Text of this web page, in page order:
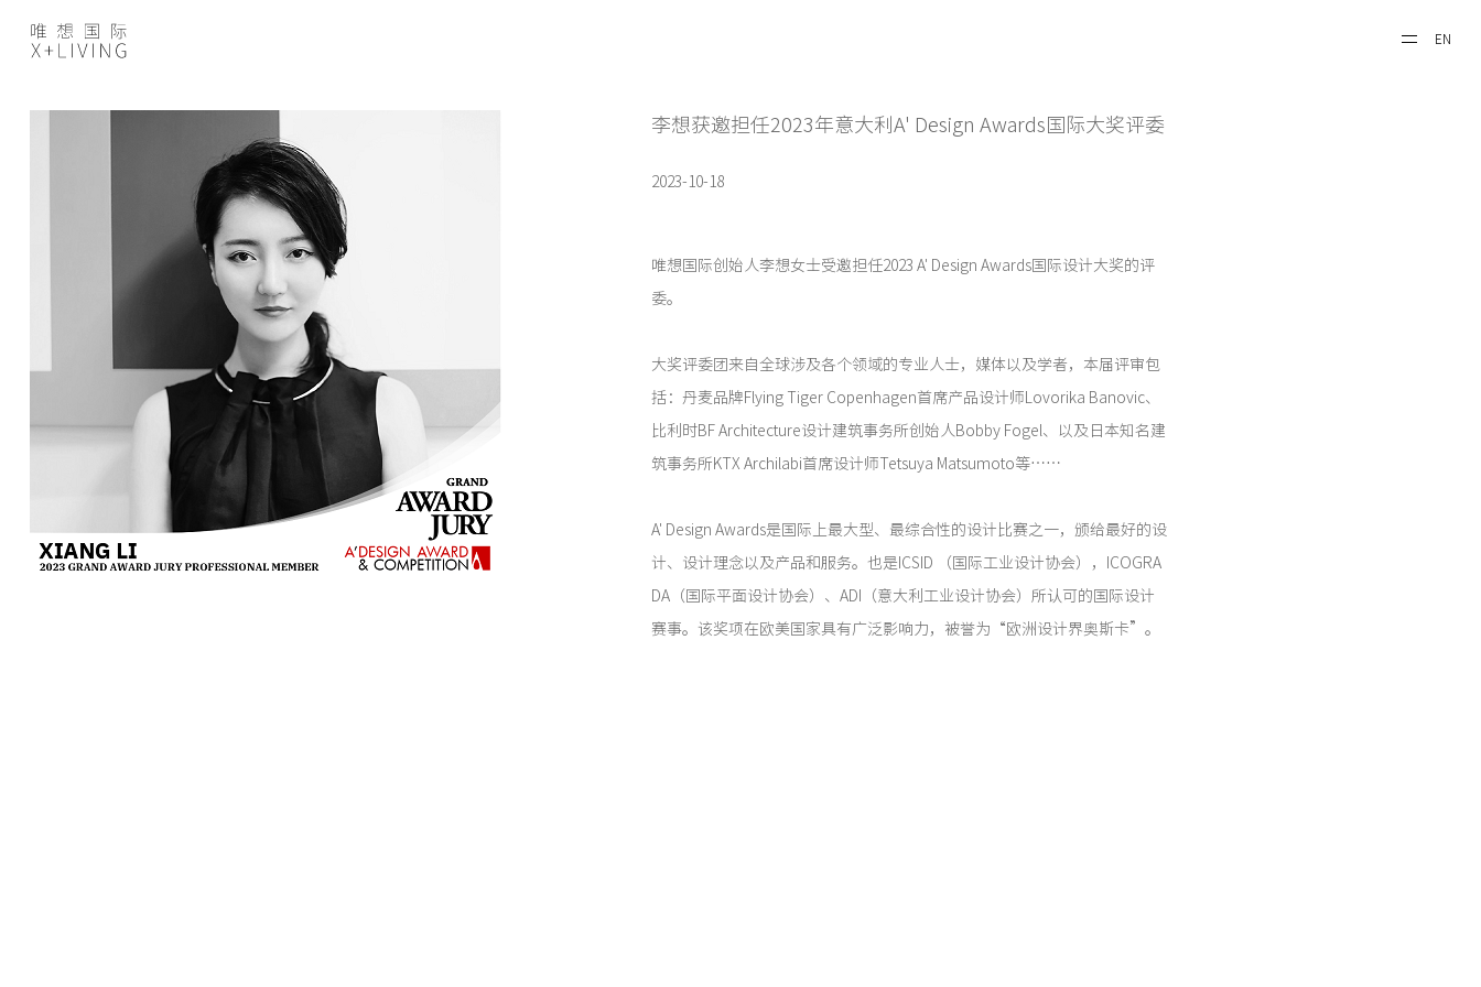
EN
李想获邀担任2023年意大利A' Design Awards国际大奖评委
2023-10-18
唯想国际创始人李想女士受邀担任2023 A' Design Awards国际设计大奖的评
委。
大奖评委团来自全球涉及各个领域的专业人士，媒体以及学者，本届评审包
括：丹麦品牌Flying Tiger Copenhagen首席产品设计师Lovorika Banovic、
比利时BF Architecture设计建筑事务所创始人Bobby Fogel、以及日本知名建
筑事务所KTX Archilabi首席设计师Tetsuya Matsumoto等……
A' Design Awards是国际上最大型、最综合性的设计比赛之一，颁给最好的设
计、设计理念以及产品和服务。也是ICSID （国际工业设计协会），ICOGRA
DA（国际平面设计协会）、ADI（意大利工业设计协会）所认可的国际设计
赛事。该奖项在欧美国家具有广泛影响力，被誉为“欧洲设计界奥斯卡”。